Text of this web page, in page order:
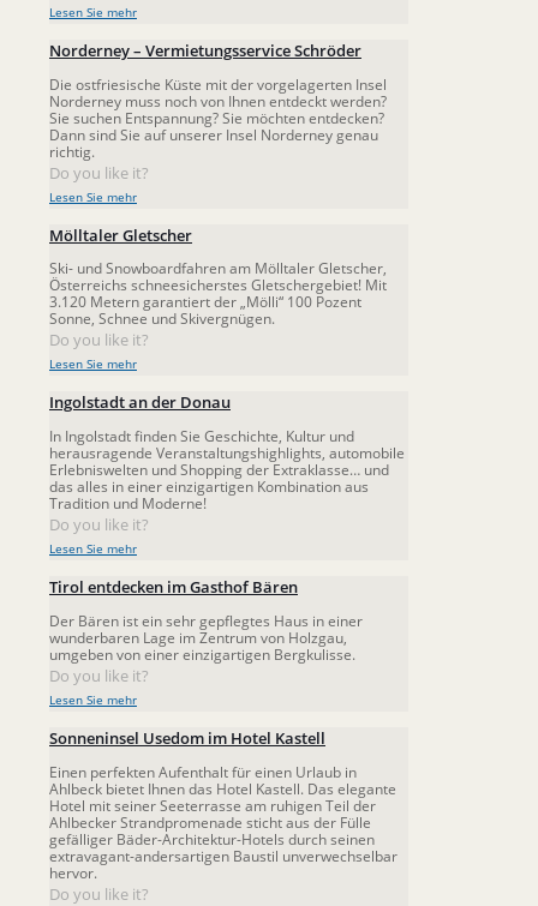
Lesen Sie mehr
Norderney – Vermietungsservice Schröder
Die ostfriesische Küste mit der vorgelagerten Insel
Norderney muss noch von Ihnen entdeckt werden?
Sie suchen Entspannung? Sie möchten entdecken?
Dann sind Sie auf unserer Insel Norderney genau
richtig.
Do you like it?
Lesen Sie mehr
Mölltaler Gletscher
Ski- und Snowboardfahren am Mölltaler Gletscher,
Österreichs schneesicherstes Gletschergebiet! Mit
3.120 Metern garantiert der „Mölli“ 100 Pozent
Sonne, Schnee und Skivergnügen.
Do you like it?
Lesen Sie mehr
Ingolstadt an der Donau
In Ingolstadt finden Sie Geschichte, Kultur und
herausragende Veranstaltungshighlights, automobile
Erlebniswelten und Shopping der Extraklasse… und
das alles in einer einzigartigen Kombination aus
Tradition und Moderne!
Do you like it?
Lesen Sie mehr
Tirol entdecken im Gasthof Bären
Der Bären ist ein sehr gepflegtes Haus in einer
wunderbaren Lage im Zentrum von Holzgau,
umgeben von einer einzigartigen Bergkulisse.
Do you like it?
Lesen Sie mehr
Sonneninsel Usedom im Hotel Kastell
Einen perfekten Aufenthalt für einen Urlaub in
Ahlbeck bietet Ihnen das Hotel Kastell. Das elegante
Hotel mit seiner Seeterrasse am ruhigen Teil der
Ahlbecker Strandpromenade sticht aus der Fülle
gefälliger Bäder-Architektur-Hotels durch seinen
extravagant-andersartigen Baustil unverwechselbar
hervor.
Do you like it?